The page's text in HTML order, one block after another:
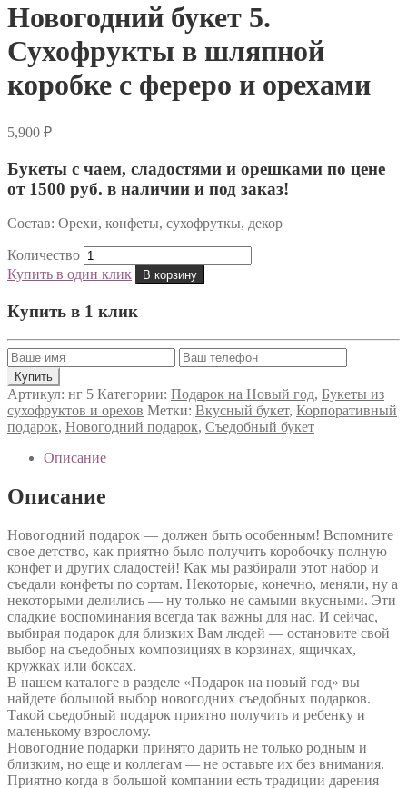
Новогодний букет 5.
Сухофрукты в шляпной
коробке с фереро и орехами
5,900 ₽
Букеты с чаем, сладостями и орешками по цене
от 1500 руб. в наличии и под заказ!
Состав: Орехи, конфеты, сухофруткы, декор
Количество
Купить в один клик
В корзину
Купить в 1 клик
Артикул: нг 5 Категории: Подарок на Новый год, Букеты из
сухофруктов и орехов Метки: Вкусный букет, Корпоративный
подарок, Новогодний подарок, Съедобный букет
Описание
Описание
Новогодний подарок — должен быть особенным! Вспомните
свое детство, как приятно было получить коробочку полную
конфет и других сладостей! Как мы разбирали этот набор и
съедали конфеты по сортам. Некоторые, конечно, меняли, ну а
некоторыми делились — ну только не самыми вкусными. Эти
сладкие воспоминания всегда так важны для нас. И сейчас,
выбирая подарок для близких Вам людей — остановите свой
выбор на съедобных композициях в корзинах, ящичках,
кружках или боксах.
В нашем каталоге в разделе «Подарок на новый год» вы
найдете большой выбор новогодних съедобных подарков.
Такой съедобный подарок приятно получить и ребенку и
маленькому взрослому.
Новогодние подарки принято дарить не только родным и
близким, но еще и коллегам — не оставьте их без внимания.
Приятно когда в большой компании есть традиции дарения